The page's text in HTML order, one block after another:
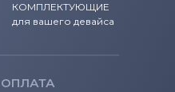
КОМПЛЕКТУЮЩИЕ
для вашего девайса
ОПЛАТА